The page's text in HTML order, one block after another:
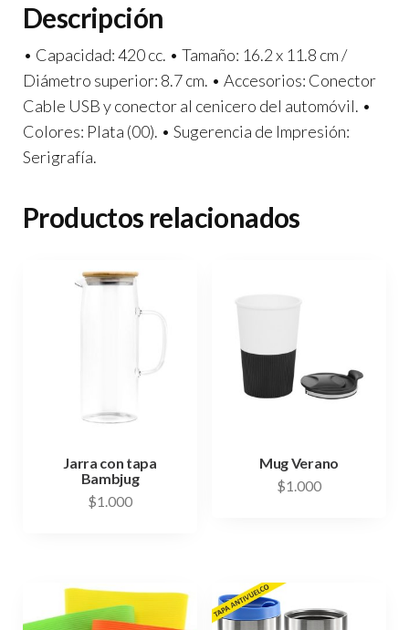
Descripción
• Capacidad: 420 cc. • Tamaño: 16.2 x 11.8 cm /
Diámetro superior: 8.7 cm. • Accesorios: Conector
Cable USB y conector al cenicero del automóvil. •
Colores: Plata (00). • Sugerencia de Impresión:
Serigrafía.
Productos relacionados
Jarra con tapa
Bambjug
$1.000
Mug Verano
$1.000